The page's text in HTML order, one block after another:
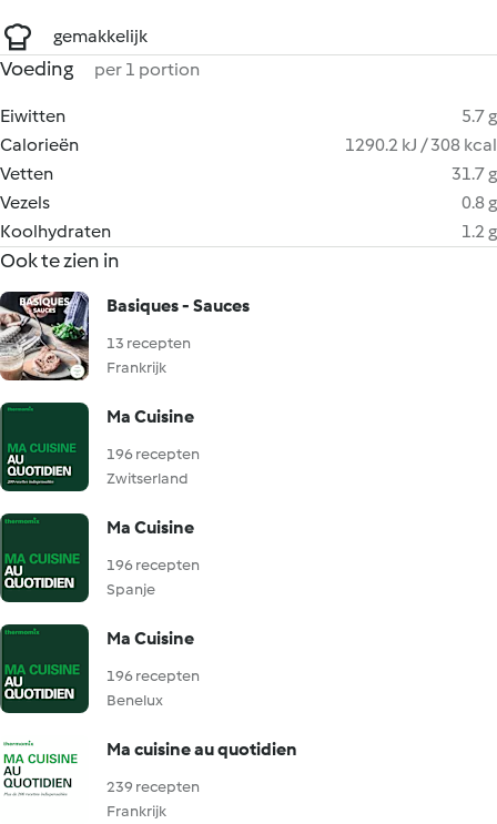
gemakkelijk
Voeding per 1 portion
Eiwitten
5.7 g
Calorieën
1290.2 kJ / 308 kcal
Vetten
31.7 g
Vezels
0.8 g
Koolhydraten
1.2 g
Ook te zien in
Basiques - Sauces
13 recepten
Frankrijk
Ma Cuisine
196 recepten
Zwitserland
Ma Cuisine
196 recepten
Spanje
Ma Cuisine
196 recepten
Benelux
Ma cuisine au quotidien
239 recepten
Frankrijk